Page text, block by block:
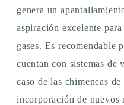
genera un
aspiración excelente
gases. Es recomendable
cuentan con sistemas de
caso de las chimeneas
incorporación de nuevos